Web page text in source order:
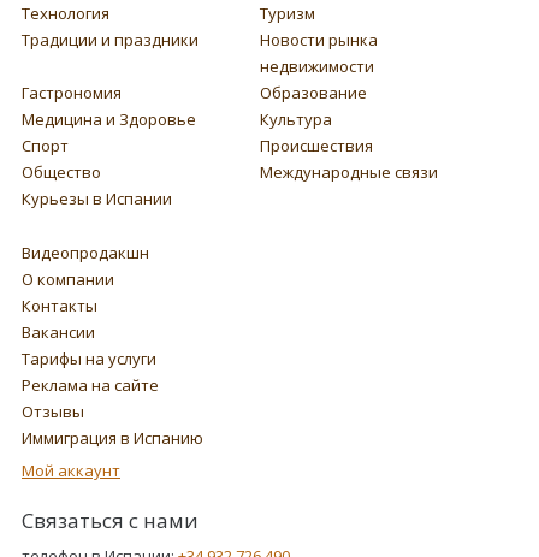
Технология
Туризм
Традиции и праздники
Новости рынка
недвижимости
Гастрономия
Образование
Медицина и Здоровье
Культура
Спорт
Происшествия
Общество
Международные связи
Курьезы в Испании
Видеопродакшн
О компании
Контакты
Вакансии
Тарифы на услуги
Реклама на сайте
Отзывы
Иммиграция в Испанию
Мой аккаунт
Связаться с нами